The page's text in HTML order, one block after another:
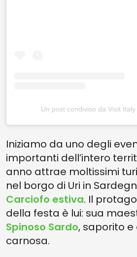
Un post condiviso da Visit
Iniziamo da uno degli
importanti dell’intero
anno attrae moltissimi
nel borgo di Uri in
Carciofo estiva. Il
della festa è lui: sua
Spinoso Sardo, saporito
carnosa.